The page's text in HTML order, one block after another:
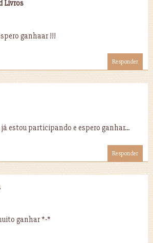
Livros
ganhaar !!!
Responder
estou participando e espero ganhar...
Responder
ganhar *-*